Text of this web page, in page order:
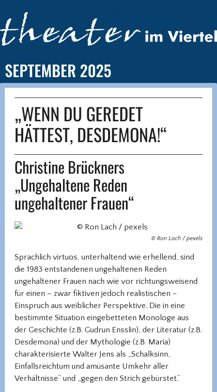
SEPTEMBER 2025
„WENN DU GEREDET
HÄTTEST, DESDEMONA!“
Christine Brückners
„Ungehaltene Reden
ungehaltener Frauen“
© Ron Lach / pexels
Sprachlich virtuos, unterhaltend wie erhellend, sind
die 1983 entstandenen ungehaltenen Reden
ungehaltener Frauen nach wie vor richtungsweisend
für einen – zwar fiktiven jedoch realistischen –
Einspruch aus weiblicher Perspektive. Die in eine
bestimmte Situation eingebetteten Monologe aus
der Geschichte (z.B. Gudrun Ensslin), der Literatur (z.B.
Desdemona) und der Mythologie (z.B. Maria)
charakterisierte Walter Jens als „Schalksinn,
Einfallsreichtum und amüsante Umkehr aller
Verhältnisse“ und „gegen den Strich gebürstet.“